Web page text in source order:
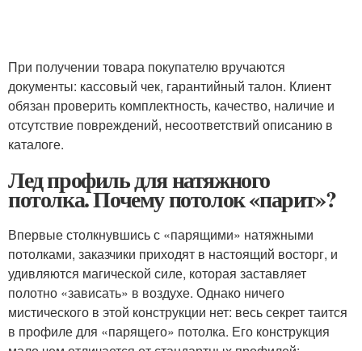
При получении товара покупателю вручаются
документы: кассовый чек, гарантийный талон. Клиент
обязан проверить комплектность, качество, наличие и
отсутствие повреждений, несоответствий описанию в
каталоге.
Лед профиль для натяжного
потолка. Почему потолок «парит»?
Впервые столкнувшись с «парящими» натяжными
потолками, заказчики приходят в настоящий восторг, и
удивляются магической силе, которая заставляет
полотно «зависать» в воздухе. Однако ничего
мистического в этой конструкции нет: весь секрет таится
в профиле для «парящего» потолка. Его конструкция